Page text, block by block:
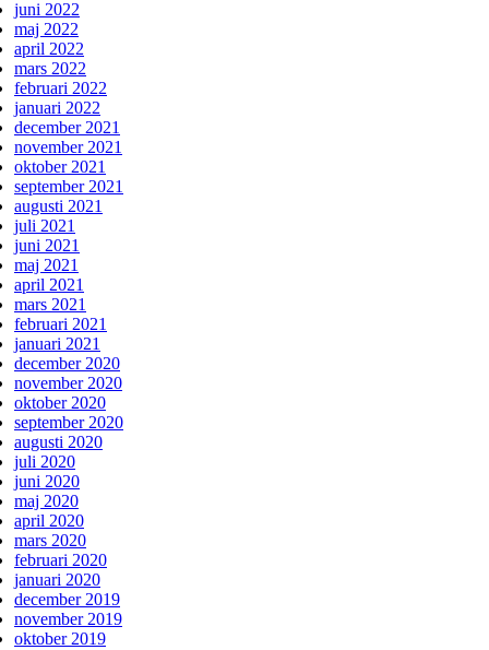
juni 2022
maj 2022
april 2022
mars 2022
februari 2022
januari 2022
december 2021
november 2021
oktober 2021
september 2021
augusti 2021
juli 2021
juni 2021
maj 2021
april 2021
mars 2021
februari 2021
januari 2021
december 2020
november 2020
oktober 2020
september 2020
augusti 2020
juli 2020
juni 2020
maj 2020
april 2020
mars 2020
februari 2020
januari 2020
december 2019
november 2019
oktober 2019